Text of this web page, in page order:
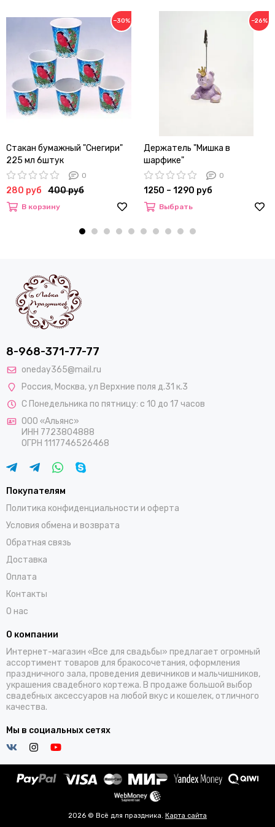
−30%
Стакан бумажный "Снегири"
225 мл 6штук
0
280 руб 400 руб
В корзину
−26%
Держатель "Мишка в
шарфике"
0
1250 – 1290 руб
Выбрать
8-968-371-77-77
oneday365@mail.ru
Россия, Москва,ул Верхние поля д.31 к.3
С Понедельника по пятницу: с 10 до 17 часов
ООО «Альянс»
ИНН 7723804888
ОГРН 1117746526468
Покупателям
Политика конфиденциальности и оферта
Условия обмена и возврата
Обратная связь
Доставка
Оплата
Контакты
О нас
О компании
Интернет-магазин «Все для свадьбы» предлагает огромный
ассортимент товаров для бракосочетания, оформления
праздничного зала, проведения девичников и мальчишников,
украшения свадебного кортежа. В продаже большой выбор
свадебных аксессуаров на любой вкус и кошелек, отличного
качества.
Мы в социальных сетях
2026 © Всё для праздника. Карта сайта